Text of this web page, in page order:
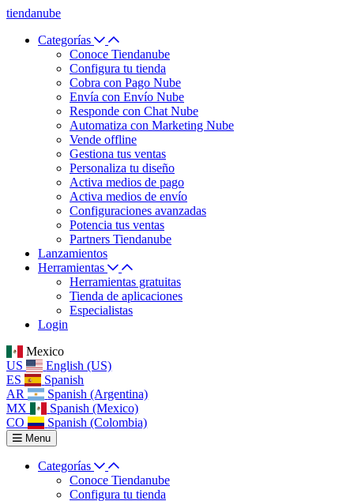
tiendanube
Categorías
Conoce Tiendanube
Configura tu tienda
Cobra con Pago Nube
Envía con Envío Nube
Responde con Chat Nube
Automatiza con Marketing Nube
Vende offline
Gestiona tus ventas
Personaliza tu diseño
Activa medios de pago
Activa medios de envío
Configuraciones avanzadas
Potencia tus ventas
Partners Tiendanube
Lanzamientos
Herramientas
Herramientas gratuitas
Tienda de aplicaciones
Especialistas
Login
Mexico
US
English (US)
ES
Spanish
AR
Spanish (Argentina)
MX
Spanish (Mexico)
CO
Spanish (Colombia)
Menu
Categorías
Conoce Tiendanube
Configura tu tienda